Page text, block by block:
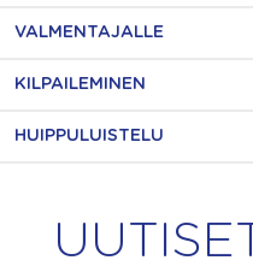
VALMENTAJALLE
KILPAILEMINEN
HUIPPULUISTELU
UUTISET